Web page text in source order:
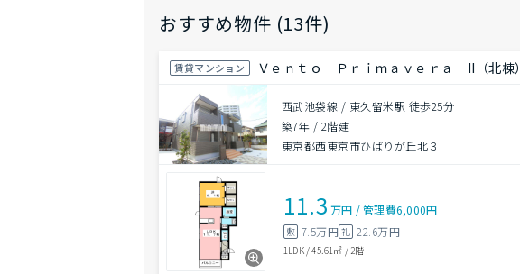
おすすめ物件 (13件)
賃貸マンション Ｖｅｎｔｏ Ｐｒｉｍａｖｅｒａ II（北棟）
西武池袋線 / 東久留米駅 徒歩25分
築7年 / 2階建
東京都西東京市ひばりが丘北３
11.3 万円 /管理費6,000円
敷 7.5万円礼 22.6万円
1LDK/45.61㎡ / 2階